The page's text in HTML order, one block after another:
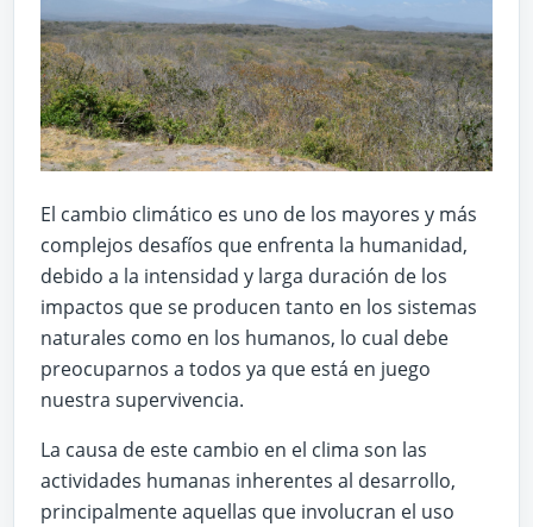
El cambio climático es uno de los mayores y más
complejos desafíos que enfrenta la humanidad,
debido a la intensidad y larga duración de los
impactos que se producen tanto en los sistemas
naturales como en los humanos, lo cual debe
preocuparnos a todos ya que está en juego
nuestra supervivencia.
La causa de este cambio en el clima son las
actividades humanas inherentes al desarrollo,
principalmente aquellas que involucran el uso